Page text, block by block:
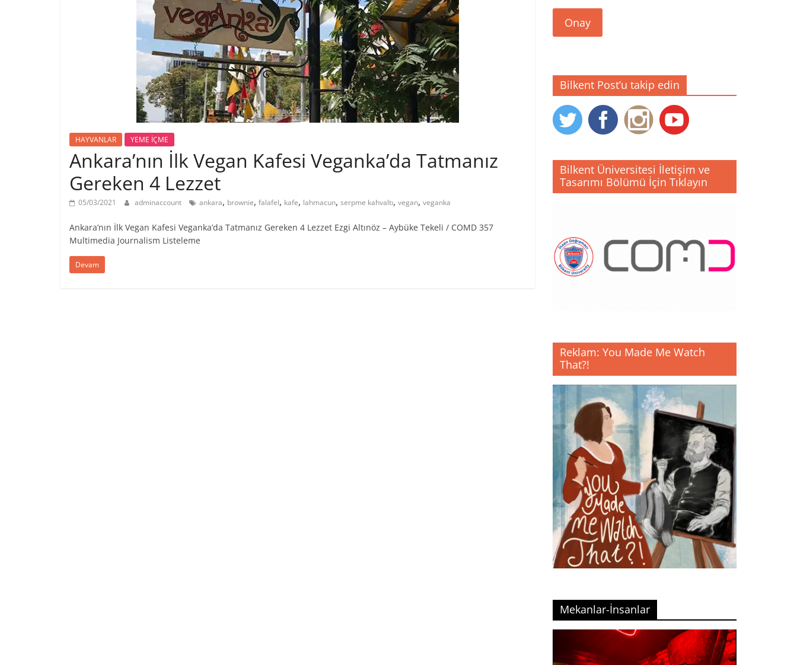
HAYVANLAR YEME İÇME
Ankara’nın İlk Vegan Kafesi Veganka’da Tatmanız
Gereken 4 Lezzet
05/03/2021 adminaccount ankara, brownie, falafel, kafe, lahmacun, serpme kahvaltı, vegan, veganka
Ankara’nın İlk Vegan Kafesi Veganka’da Tatmanız Gereken 4 Lezzet Ezgi Altınöz – Aybüke Tekeli / COMD 357
Multimedia Journalism Listeleme
Devam
Onay
Bilkent Post’u takip edin
Bilkent Üniversitesi İletişim ve
Tasarımı Bölümü İçin Tıklayın
Reklam: You Made Me Watch
That?!
Mekanlar-İnsanlar